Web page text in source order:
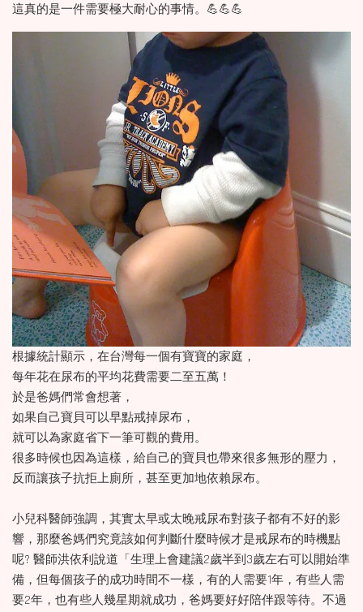
這真的是一件需要極大耐心的事情。💪💪💪
根據統計顯示，在台灣每一個有寶寶的家庭，
每年花在尿布的平均花費需要二至五萬！
於是爸媽們常會想著，
如果自己寶貝可以早點戒掉尿布，
就可以為家庭省下一筆可觀的費用。
很多時候也因為這樣，給自己的寶貝也帶來很多無形的壓力，
反而讓孩子抗拒上廁所，甚至更加地依賴尿布。
小兒科醫師強調，其實太早或太晚戒尿布對孩子都有不好的影
響，那麼爸媽們究竟該如何判斷什麼時候才是戒尿布的時機點
呢? 醫師洪依利說道「生理上會建議2歲半到3歲左右可以開始準
備，但每個孩子的成功時間不一樣，有的人需要1年，有些人需
要2年，也有些人幾星期就成功，爸媽要好好陪伴跟等待。不過